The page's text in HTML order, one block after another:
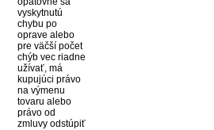
vyskytnutú
chybu po
oprave alebo
pre väčší počet
chýb vec riadne
užívať, má
kupujúci právo
na výmenu
tovaru alebo
právo od
zmluvy odstúpiť